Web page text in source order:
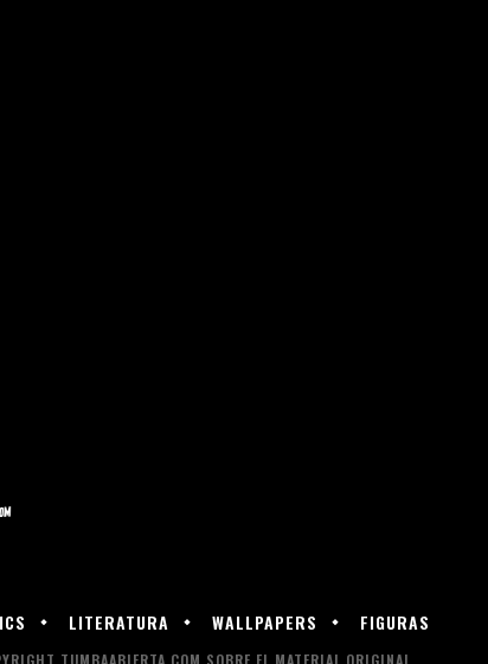
LITERATURA WALLPAPERS FIGURAS
TUMBAABIERTA.COM SOBRE EL MATERIAL ORIGINAL.